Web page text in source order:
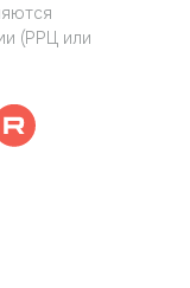
(РРЦ или